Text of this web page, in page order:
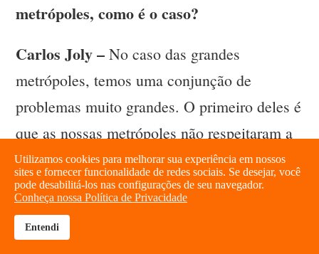
metrópoles, como é o caso?
Carlos Joly – No caso das grandes
metrópoles, temos uma conjunção de
problemas muito grandes. O primeiro deles é
que as nossas metrópoles não respeitaram a
preservação de áreas verdes. Então, temos
uma metragem, uma área muito pequena
ocupada por remanescentes de vegetação
nativa no meio das nossas cidades. A
brightness_high
Utilizamos cookies para melhorar sua experiência em nossos
sites e fornecer funcionalidade de redes sociais. Se desejar, você
pode desabilitá-los nas configurações de seu navegador.
Conheça nossa Política de Privacidade
Entendi